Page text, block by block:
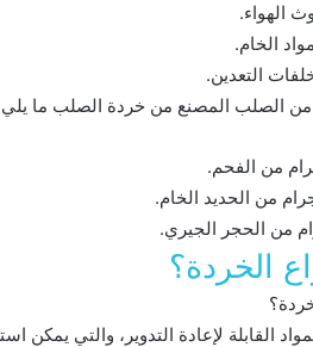
الصلب المصنع من خردة الصلب ما
الخردة؟
القابلة لإعادة التدوير، والتي